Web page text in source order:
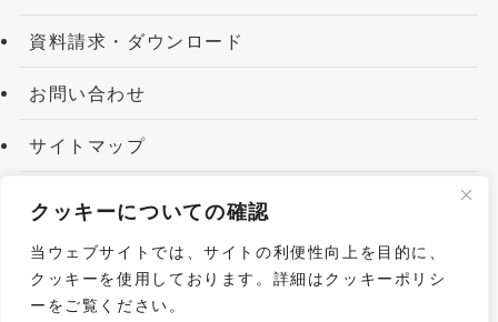
クッキーについての確認
当ウェブサイトでは、サイトの利便性向上を目的に、
クッキーを使用しております。詳細はクッキーポリシ
ーをご覧ください。
資料請求・ダウンロード
お問い合わせ
サイトマップ